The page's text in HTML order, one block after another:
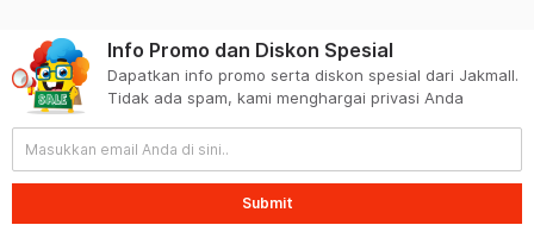
Info Promo dan Diskon Spesial
Dapatkan info promo serta diskon spesial dari Jakmall.
Tidak ada spam, kami menghargai privasi Anda
Submit